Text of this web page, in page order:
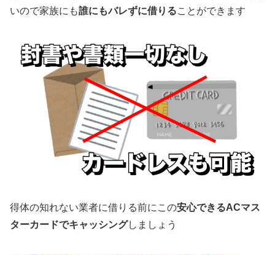
いので家族にも誰にもバレずに借りることができます
得体の知れない業者に借りる前にこの安心できるACマス
ターカードでキャッシングしましょう